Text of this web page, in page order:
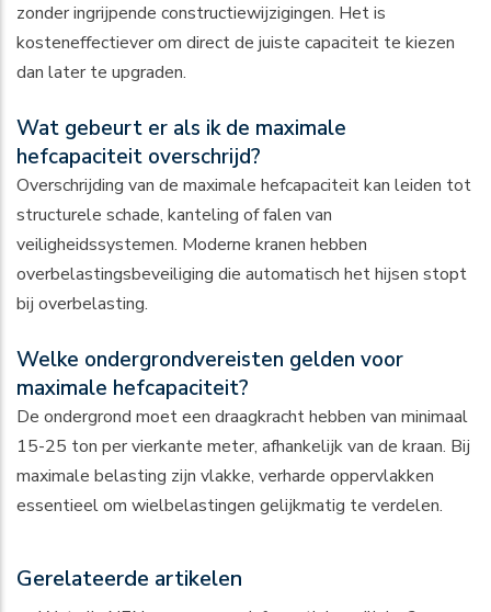
zonder ingrijpende constructiewijzigingen. Het is
kosteneffectiever om direct de juiste capaciteit te kiezen
dan later te upgraden.
Wat gebeurt er als ik de maximale
hefcapaciteit overschrijd?
Overschrijding van de maximale hefcapaciteit kan leiden tot
structurele schade, kanteling of falen van
veiligheidssystemen. Moderne kranen hebben
overbelastingsbeveiliging die automatisch het hijsen stopt
bij overbelasting.
Welke ondergrondvereisten gelden voor
maximale hefcapaciteit?
De ondergrond moet een draagkracht hebben van minimaal
15-25 ton per vierkante meter, afhankelijk van de kraan. Bij
maximale belasting zijn vlakke, verharde oppervlakken
essentieel om wielbelastingen gelijkmatig te verdelen.
Gerelateerde artikelen